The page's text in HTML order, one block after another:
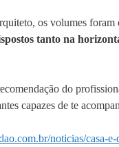
os volumes
tanto na
do
capazes de te
noticias/casa-